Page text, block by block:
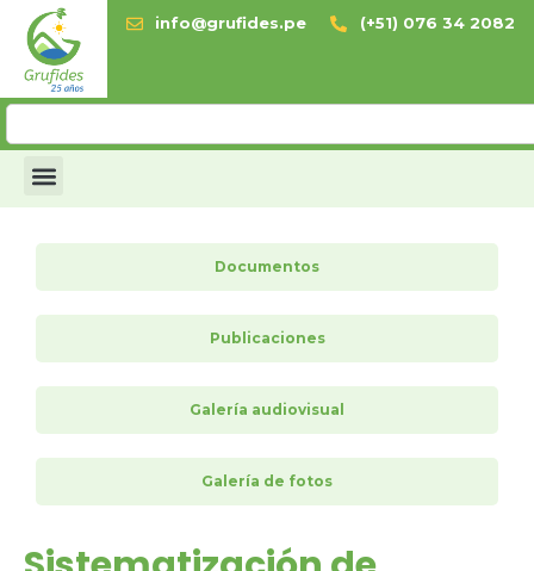
info@grufides.pe (+51) 076 34 2082
Documentos
Publicaciones
Galería audiovisual
Galería de fotos